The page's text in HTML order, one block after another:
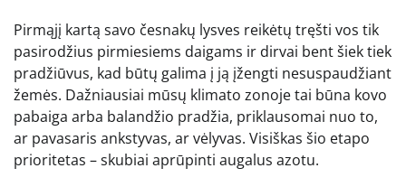
Pirmąjį kartą savo česnakų lysves reikėtų tręšti vos tik
pasirodžius pirmiesiems daigams ir dirvai bent šiek tiek
pradžiūvus, kad būtų galima į ją įžengti nesuspaudžiant
žemės. Dažniausiai mūsų klimato zonoje tai būna kovo
pabaiga arba balandžio pradžia, priklausomai nuo to,
ar pavasaris ankstyvas, ar vėlyvas. Visiškas šio etapo
prioritetas – skubiai aprūpinti augalus azotu.